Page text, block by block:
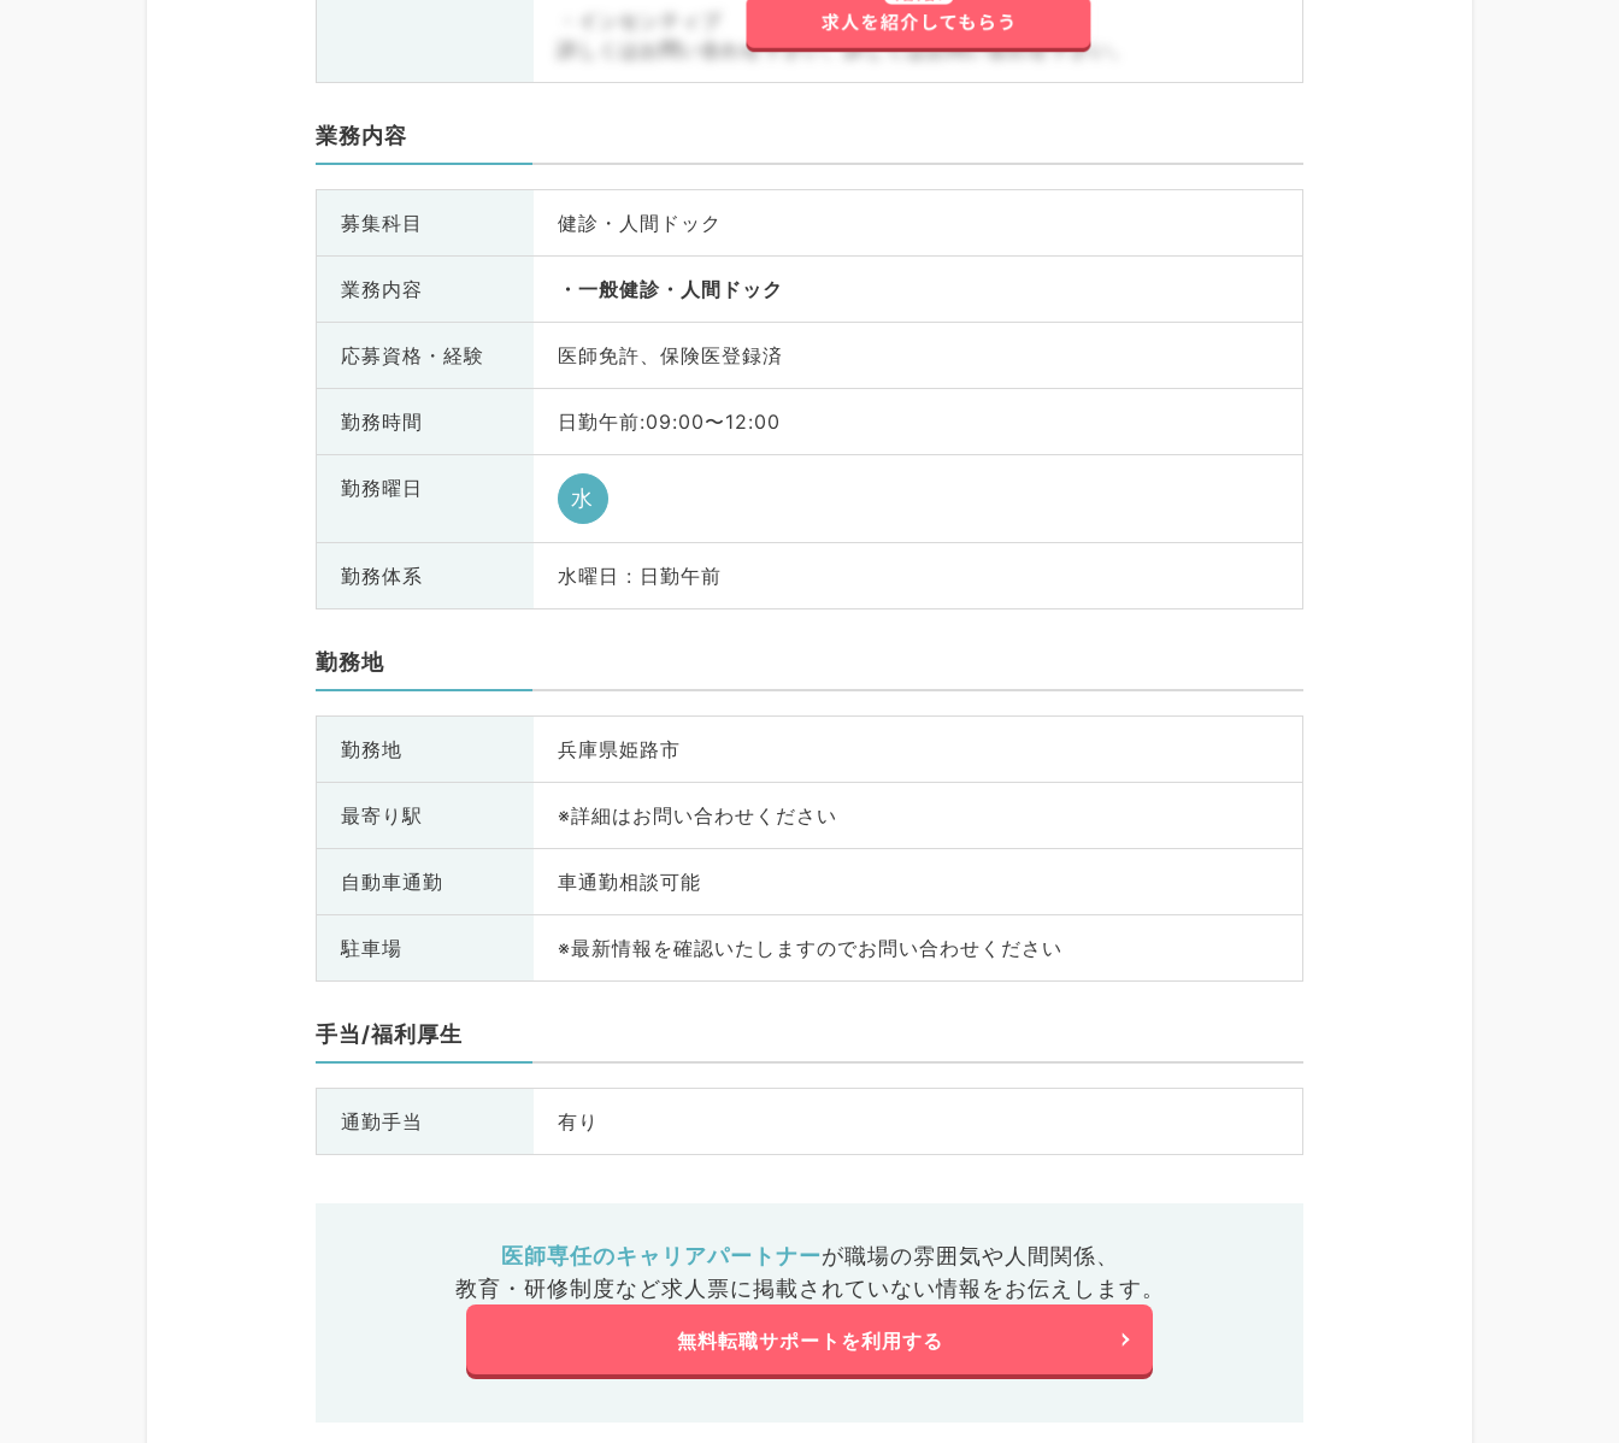
・インセンティブ
詳しくはお問い合わせ下さい。詳しくはお問い合わせ下さい。
業務内容
募集科目 健診・人間ドック
業務内容 一般健診・人間ドック
応募資格・ 経験 医師免許、保険医登録済
勤務時間 日勤午前:09:00〜12:00
勤務曜日 水
勤務体系 水曜日 : 日勤午前
勤務地
勤務地 兵庫県姫路市
最寄り駅 ※詳細はお問い合わせください
自動車通勤 車通勤相談可能
駐車場 ※最新情報を確認いたしますのでお問い合わせください
手当/福利厚生
通勤手当 有り
医師専任のキャリアパートナーが職場の雰囲気や人間関係、
教育・研修制度など求人票に掲載されていない情報をお伝えします。
無料転職サポートを利用する